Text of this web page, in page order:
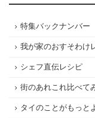
特集バックナンバー
我が家のおすそわけ
シェフ直伝レシピ
街のあれこれ比べて
タイのことがもっと